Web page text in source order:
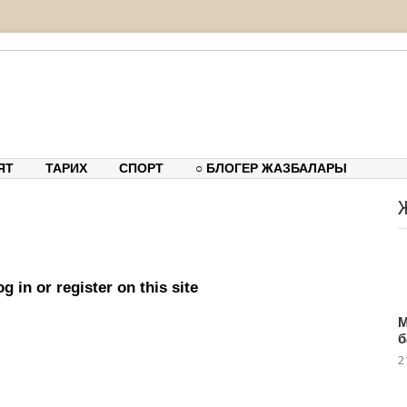
ТАРИХ СПОРТ ○ БЛОГЕР ЖАЗБАЛАРЫ
in or register on this site